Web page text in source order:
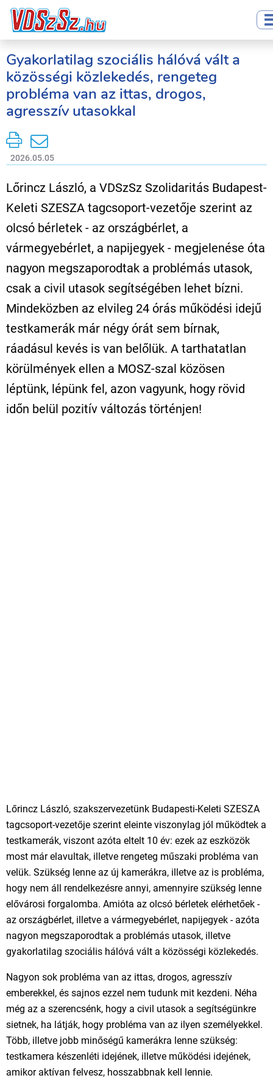
Gyakorlatilag szociális hálóvá vált a
közösségi közlekedés, rengeteg
probléma van az ittas, drogos,
agresszív utasokkal
2026.05.05
Lőrincz László, a VDSzSz Szolidaritás Budapest-
Keleti SZESZA tagcsoport-vezetője szerint az
olcsó bérletek - az országbérlet, a
vármegyebérlet, a napijegyek - megjelenése óta
nagyon megszaporodtak a problémás utasok,
csak a civil utasok segítségében lehet bízni.
Mindeközben az elvileg 24 órás működési idejű
testkamerák már négy órát sem bírnak,
ráadásul kevés is van belőlük. A tarthatatlan
körülmények ellen a MOSZ-szal közösen
léptünk, lépünk fel, azon vagyunk, hogy rövid
időn belül pozitív változás történjen!
Lőrincz László, szakszervezetünk Budapesti-Keleti SZESZA
tagcsoport-vezetője szerint eleinte viszonylag jól működtek a
testkamerák, viszont azóta eltelt 10 év: ezek az eszközök
most már elavultak, illetve rengeteg műszaki probléma van
velük. Szükség lenne az új kamerákra, illetve az is probléma,
hogy nem áll rendelkezésre annyi, amennyire szükség lenne
elővárosi forgalomba. Amióta az olcsó bérletek elérhetőek -
az országbérlet, illetve a vármegyebérlet, napijegyek - azóta
nagyon megszaporodtak a problémás utasok, illetve
gyakorlatilag szociális hálóvá vált a közösségi közlekedés.
Nagyon sok probléma van az ittas, drogos, agresszív
emberekkel, és sajnos ezzel nem tudunk mit kezdeni. Néha
még az a szerencsénk, hogy a civil utasok a segítségünkre
sietnek, ha látják, hogy probléma van az ilyen személyekkel.
Több, illetve jobb minőségű kamerákra lenne szükség:
testkamera készenléti idejének, illetve működési idejének,
amikor aktívan felvesz, hosszabbnak kell lennie.